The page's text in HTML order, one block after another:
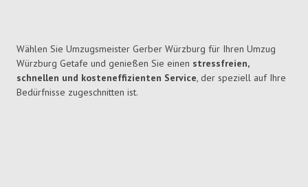
Wählen Sie Umzugsmeister Gerber Würzburg für Ihren Umzug
Würzburg Getafe und genießen Sie einen stressfreien,
schnellen und kosteneffizienten Service, der speziell auf Ihre
Bedürfnisse zugeschnitten ist.